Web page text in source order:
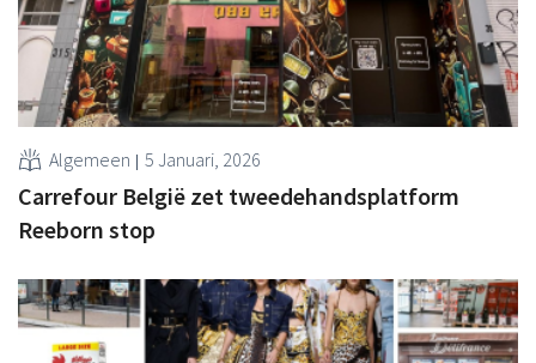
Algemeen 5 Januari, 2026
Carrefour België zet tweedehandsplatform
Reeborn stop